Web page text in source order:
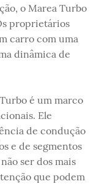
o Marea Turbo
proprietários
carro com uma
dinâmica de
é um marco
Ele
de condução
e de segmentos
ser dos mais
que podem